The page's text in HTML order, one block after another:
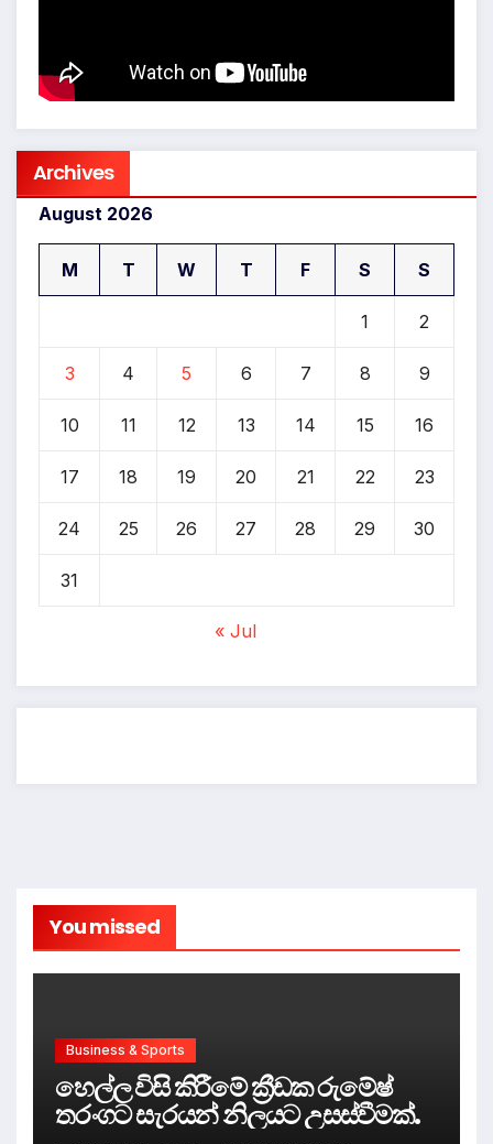
Archives
August 2026
M T W T F S S
1 2
3 4 5 6 7 8 9
10 11 12 13 14 15 16
17 18 19 20 21 22 23
24 25 26 27 28 29 30
31
« Jul
You missed
Business & Sports
හෙල්ල විසි කිරීමේ ක්‍රීඩක රුමේෂ්
තරංගට සැරයන් නිලයට උසස්වීමක්.